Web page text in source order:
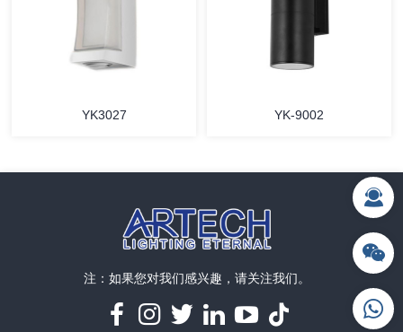
YK3027 YK-9002
注：如果您对我们感兴趣，请关注我们。